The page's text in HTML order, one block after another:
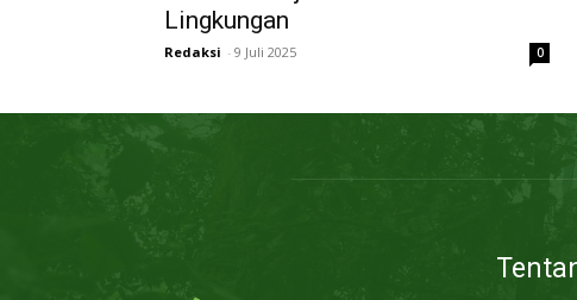
Lingkungan
Redaksi - 9 Juli 2025 0